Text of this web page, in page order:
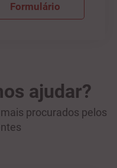
Formulário
ajudar?
procurados pelos